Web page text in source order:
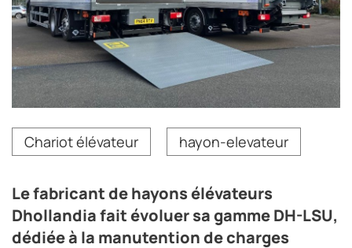
Le fabricant de hayons élévateurs Dhollandia fait
évoluer sa gamme DH-LSU, dédiée à la manutention de
charges lourdes. Cette nouvelle génération monte en
versions métiers couvrant le transport de véhicules, de
machines lourdes, de chariots élévateurs ou de
tracteurs agricoles.
Chariot élévateur hayon-elevateur
Le fabricant de hayons élévateurs
Dhollandia fait évoluer sa gamme DH-LSU,
dédiée à la manutention de charges